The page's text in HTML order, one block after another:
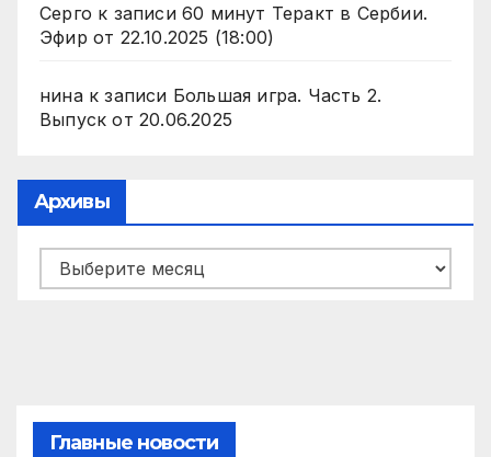
Серго к записи 60 минут Теракт в Сербии.
Эфир от 22.10.2025 (18:00)
нинак записи Большая игра. Часть 2.
Выпуск от 20.06.2025
Архивы
Архивы
Главные новости